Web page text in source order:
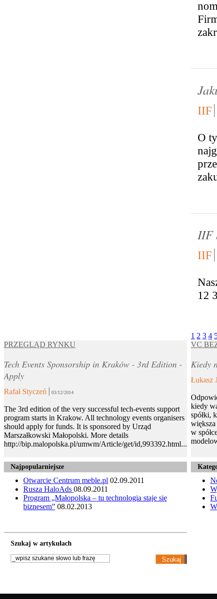
IIF
O
IIF
IIF
12
1 2 3 4
PRZEGLĄD RYNKU
Tech Events Sponsorship in Kraków - 3rd Edition -
Apply
Rafał Styczeń 03/12/2014
The 3rd edition of the very successful tech-events support
program starts in Krakow. All technology events organisers
should apply for funds. It is sponsored by Urząd
Marszałkowski Małopolski. More details
http://bip.malopolska.pl/umwm/Article/get/id,993392.html...
VC
Kiedy
Łukasz
kiedy
spółki,
większa
w
Najpopularniejsze
Otwarcie Centrum meble.pl 02.09.2011
Rusza HaloAds 08.09.2011
Program „Małopolska – tu technologia staje się
biznesem” 08.02.2013
Szukaj w artykułach